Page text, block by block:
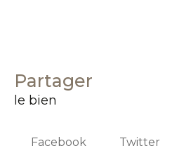
partager
le bien
Facebook Twitter